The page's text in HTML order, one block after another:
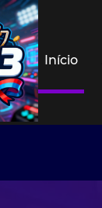
Início